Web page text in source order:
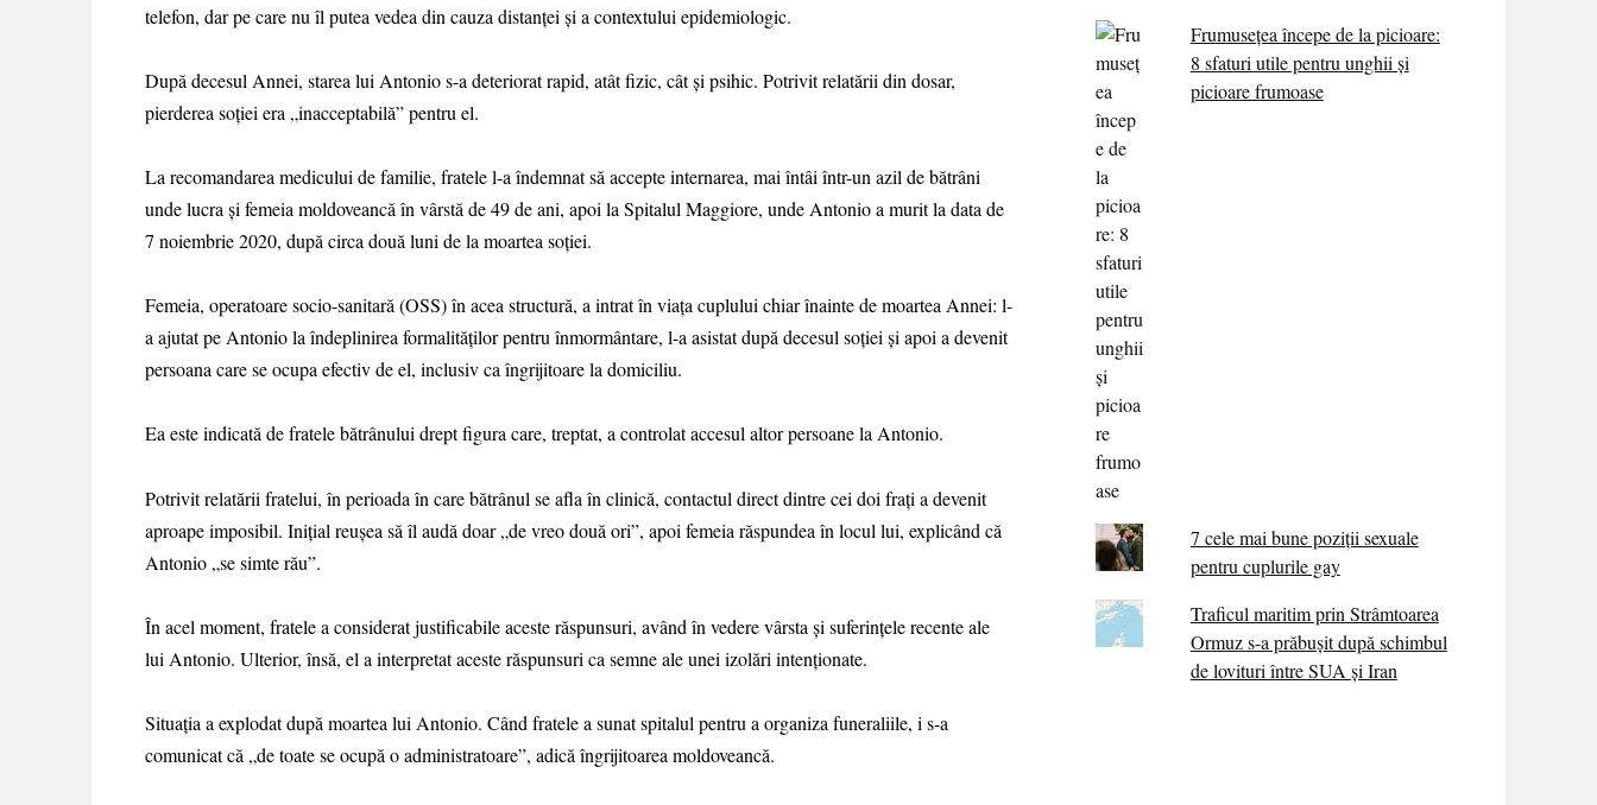
telefon, dar pe care nu îl putea vedea din cauza distanței și a contextului epidemiologic.
După decesul Annei, starea lui Antonio s-a deteriorat rapid, atât fizic, cât și psihic. Potrivit relatării din dosar,
pierderea soției era „inacceptabilă” pentru el.
La recomandarea medicului de familie, fratele l-a îndemnat să accepte internarea, mai întâi într-un azil de bătrâni
unde lucra și femeia moldoveancă în vârstă de 49 de ani, apoi la Spitalul Maggiore, unde Antonio a murit la data de
7 noiembrie 2020, după circa două luni de la moartea soției.
Femeia, operatoare socio-sanitară (OSS) în acea structură, a intrat în viața cuplului chiar înainte de moartea Annei: l-
a ajutat pe Antonio la îndeplinirea formalităților pentru înmormântare, l-a asistat după decesul soției și apoi a devenit
persoana care se ocupa efectiv de el, inclusiv ca îngrijitoare la domiciliu.
Ea este indicată de fratele bătrânului drept figura care, treptat, a controlat accesul altor persoane la Antonio.
Potrivit relatării fratelui, în perioada în care bătrânul se afla în clinică, contactul direct dintre cei doi frați a devenit
aproape imposibil. Inițial reușea să îl audă doar „de vreo două ori”, apoi femeia răspundea în locul lui, explicând că
Antonio „se simte rău”.
În acel moment, fratele a considerat justificabile aceste răspunsuri, având în vedere vârsta și suferințele recente ale
lui Antonio. Ulterior, însă, el a interpretat aceste răspunsuri ca semne ale unei izolări intenționate.
Situația a explodat după moartea lui Antonio. Când fratele a sunat spitalul pentru a organiza funeraliile, i s-a
comunicat că „de toate se ocupă o administratoare”, adică îngrijitoarea moldoveancă.
Frumusețea începe de la picioare:
8 sfaturi utile pentru unghii și
picioare frumoase
7 cele mai bune poziții sexuale
pentru cuplurile gay
Traficul maritim prin Strâmtoarea
Ormuz s-a prăbușit după schimbul
de lovituri între SUA şi Iran